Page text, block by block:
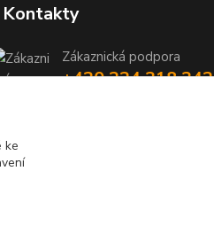
Kontakty
Zákaznická podpora
+420 224 318 342
ke